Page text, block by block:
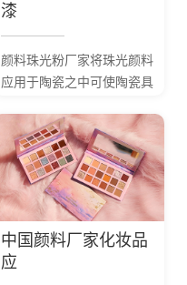
漆
颜料珠光粉厂家将珠光颜料
应用于陶瓷之中可使陶瓷具
能。在其它生产和
日常生活中也有较多使
用。如仿造古铜色外
貌、...
中国颜料厂家化妆品
应